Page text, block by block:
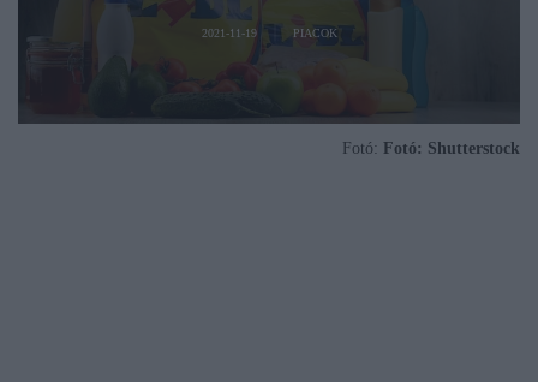
2021-11-19 PIACOK
Fotó: Fotó: Shutterstock